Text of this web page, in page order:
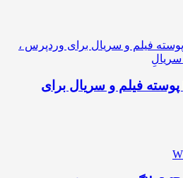
پوسته فیلم و سریال برای